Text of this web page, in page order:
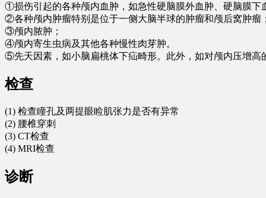
①损伤引起的各种颅内血肿，如急性硬脑膜外血肿、硬脑膜下
②各种颅内肿瘤特别是位于一侧大脑半球的肿瘤和颅后窝肿瘤
③颅内脓肿；
④颅内寄生虫病及其他各种慢性肉芽肿。
⑤先天因素，如小脑扁桃体下疝畸形。此外，如对颅内压增
检查
(1) 检查瞳孔及两提眼睑肌张力是否有异常
(2) 腰椎穿刺
(3) CT检查
(4) MRI检查
诊断